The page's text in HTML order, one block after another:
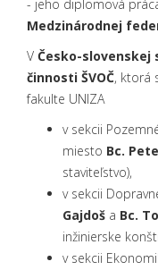
- jeho diplomová
Medzinárodnej
V Česko-slovenskej
činnosti ŠVOČ, ktorá
fakulte UNIZA
v sekcii
miesto Bc.
staviteľstvo),
v sekcii
Gajdoš a Bc.
inžinierske
v sekcii